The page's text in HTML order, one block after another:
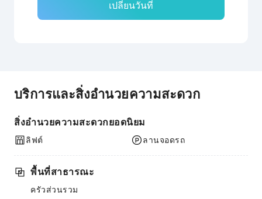
เปลี่ยนวันที่
บริการและสิ่งอำนวยความสะดวก
สิ่งอำนวยความสะดวกยอดนิยม
ลิฟต์ ลานจอดรถ
พื้นที่สาธารณะ
ครัวส่วนรวม